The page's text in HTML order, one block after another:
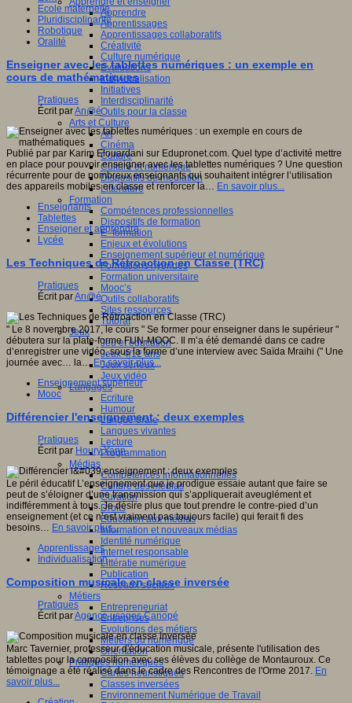
Apprendre
Apprentissages
Apprentissages collaboratifs
Créativité
Culture numérique
Evaluations
Individualisation
Initiatives
Interdisciplinarité
Outils pour la classe
Arts et Culture
Art
Cinéma
Culture
Culture et numérique
Dispositifs de médiation
Littérature
Formation
Compétences professionnelles
Dispositifs de formation
E- formation
Enjeux et évolutions
Enseignement supérieur et numérique
Formations hybrides
Formation universitaire
Mooc’s
Outils collaboratifs
Sites ressources
Tutorat
Jeux
Jeu et éducation
Jeux 4/12 ans
Jeux sérieux
Jeux vidéo
Langages
Ecriture
Humour
Langue orale
Langues vivantes
Lecture
Programmation
Médias
Compétences informationnelles
Culture des médias
Curation
Droits
Education aux médias
Information et nouveaux médias
Identité numérique
Internet responsable
Littératie numérique
Publication
Réseaux sociaux
Métiers
Entrepreneuriat
Entreprises
Evolutions des métiers
Métiers du numérique
Orientation
Pratiques numériques
Cartes heuristiques
Classes inversées
Environnement Numérique de Travail
Ecole maternelle
Pluridisciplinarité
Robotique
Oralité
Enseigner avec les tablettes numériques : un exemple en
cours de mathématiques
Pratiques
Écrit parAn@é
Publié par par Karim Elouardani sur Edupronet.com. Quel type d’activité mettre
en place pour pouvoir enseigner avec les tablettes numériques ? Une question
récurrente pour de nombreux enseignants qui souhaitent intégrer l’utilisation
des appareils mobiles en classe et renforcer la… En savoir plus...
Enseignants
Tablettes
Enseigner et apprendre
Lycée
Les Techniques de Rétroaction en Classe (TRC)
Pratiques
Écrit parAn@é
" Le 8 novembre 2017, le cours " Se former pour enseigner dans le supérieur "
débutera sur la plate-forme FUN-MOOC. Il m’a été demandé dans ce cadre
d’enregistrer une vidéo, sous la forme d’une interview avec Saïda Mraihi (" Une
journée avec… la… En savoir plus...
Enseignement supérieur
Mooc
Différencier l'enseignement : deux exemples
Pratiques
Écrit par Houry Yann
Le péril éducatif L’enseignement que je prodigue essaie autant que faire se
peut de s’éloigner d’une transmission qui s’appliquerait aveuglément et
indifféremment à tous. Je désire plus que tout prendre le contre-pied d’un
enseignement (et ce n’est vraiment pas toujours facile) qui ferait fi des
besoins… En savoir plus...
Apprentissages
Individualisation
Composition musicale en classe inversée
Pratiques
Écrit parAgence usages Canopé
Marc Tavernier, professeur d'éducation musicale, présente l'utilisation des
tablettes pour la composition avec ses élèves du collège de Montauroux. Ce
témoignage a été réalisé dans le cadre des Rencontres de l'Orme 2017. En
savoir plus...